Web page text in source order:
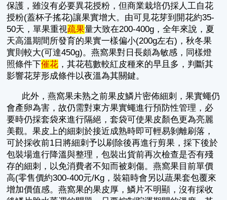
保護，雖沒有必要異花授粉，但商業栽培仍採人工自花
授粉(蓋杯子搖花)讓果實增大。由可見花芽到開花約35-
50天，單果重視疏果量大致在200-400g，全年來說，夏
天高溫期間所發育的果實一樣偏小(200g左右)，秋冬果
實則較大(可達450g)。燕窩果對日長頗為敏感，同樣燈
照條件下催花 ，其花苞數較紅皮種來的早且多，判斷其
影響花芽形成條件以夜溫為其關鍵。
此外，燕窩果未熟之前果皮鱗片密佈細刺，果實蠅仍
會產卵為害，故仍需對東方果實蠅進行預防性管理，必
要時仍採套袋來進行隔絕，套袋可使果皮顏色更為亮麗
美觀。果皮上的細刺於接近成熟時即可輕易剝離刷落，
可於採收前1日將細刺予以刷除後再進行剪果，採下後於
包裝場進行降溫與整理，包裝出貨前再次檢查是否有殘
存的細刺，以免消費者不知而被刺傷。燕窩果目前單價
高(零售價約300-400元/Kg，裝箱時會另以蔬果套包覆來
增加價值感。燕窩果的果皮厚，鱗片不明顯，沒有採收